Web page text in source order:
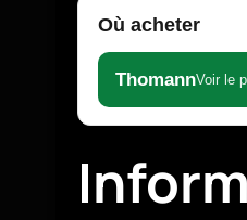
Où acheter
ThomannVoir le